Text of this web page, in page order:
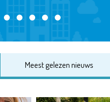
Meest gelezen nieuws